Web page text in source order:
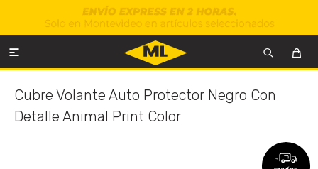

Cubre Volante Auto Protector Negro Con
Detalle Animal Print Color